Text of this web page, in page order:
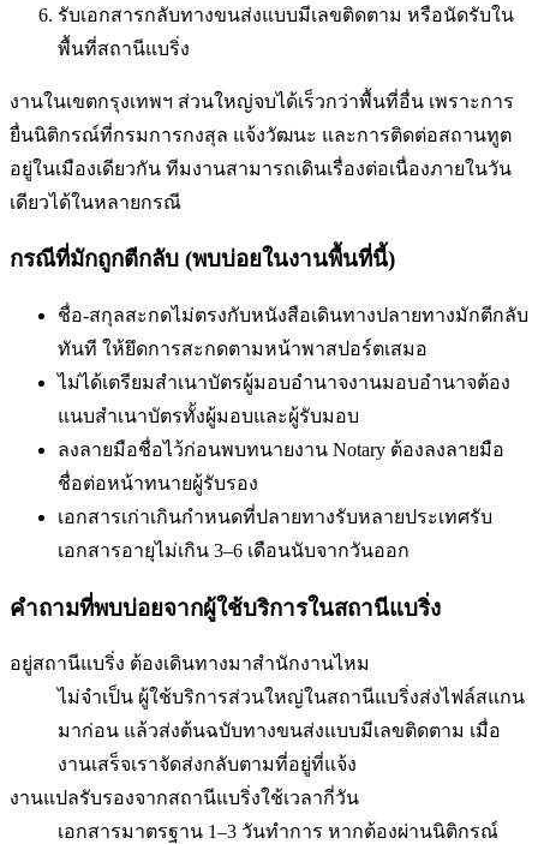
รับเอกสารกลับทางขนส่งแบบมีเลขติดตาม หรือนัดรับใน
พื้นที่สถานีแบริ่ง
งานในเขตกรุงเทพฯ ส่วนใหญ่จบได้เร็วกว่าพื้นที่อื่น เพราะการ
ยื่นนิติกรณ์ที่กรมการกงสุล แจ้งวัฒนะ และการติดต่อสถานทูต
อยู่ในเมืองเดียวกัน ทีมงานสามารถเดินเรื่องต่อเนื่องภายในวัน
เดียวได้ในหลายกรณี
กรณีที่มักถูกตีกลับ (พบบ่อยในงานพื้นที่นี้)
ชื่อ-สกุลสะกดไม่ตรงกับหนังสือเดินทางปลายทางมักตีกลับ
ทันที ให้ยึดการสะกดตามหน้าพาสปอร์ตเสมอ
ไม่ได้เตรียมสำเนาบัตรผู้มอบอำนาจงานมอบอำนาจต้อง
แนบสำเนาบัตรทั้งผู้มอบและผู้รับมอบ
ลงลายมือชื่อไว้ก่อนพบทนายงาน Notary ต้องลงลายมือ
ชื่อต่อหน้าทนายผู้รับรอง
เอกสารเก่าเกินกำหนดที่ปลายทางรับหลายประเทศรับ
เอกสารอายุไม่เกิน 3–6 เดือนนับจากวันออก
คำถามที่พบบ่อยจากผู้ใช้บริการในสถานีแบริ่ง
อยู่สถานีแบริ่ง ต้องเดินทางมาสำนักงานไหม
ไม่จำเป็น ผู้ใช้บริการส่วนใหญ่ในสถานีแบริ่งส่งไฟล์สแกน
มาก่อน แล้วส่งต้นฉบับทางขนส่งแบบมีเลขติดตาม เมื่อ
งานเสร็จเราจัดส่งกลับตามที่อยู่ที่แจ้ง
งานแปลรับรองจากสถานีแบริ่งใช้เวลากี่วัน
เอกสารมาตรฐาน 1–3 วันทำการ หากต้องผ่านนิติกรณ์